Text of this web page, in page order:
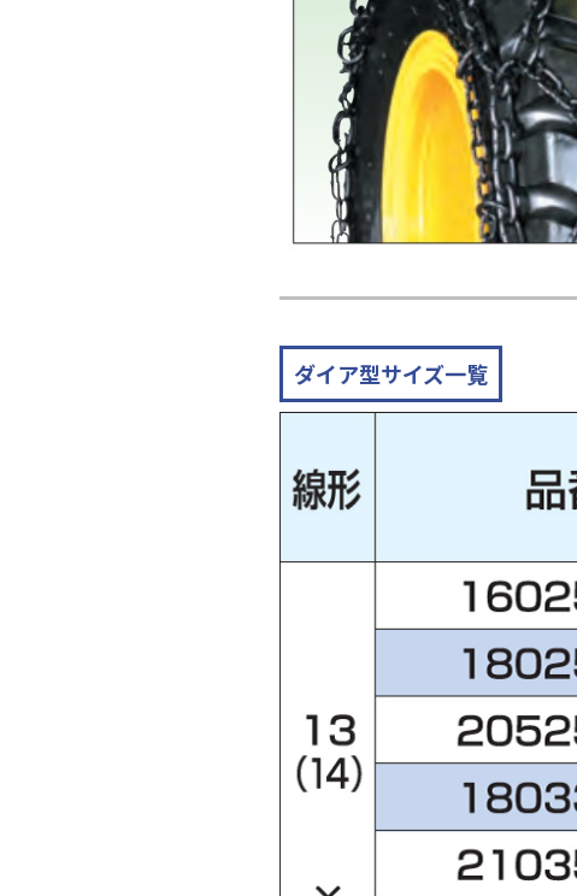
ダイア型サイズ一覧